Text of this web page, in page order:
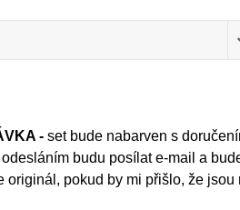
- set bude nabarven s
budu posílat e-mail a
originál, pokud by mi přišlo, že